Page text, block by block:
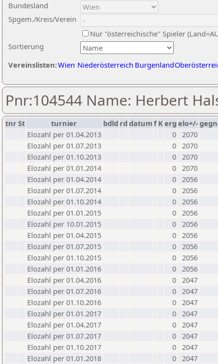
Sortierung
Bundesland
Spgem./Kreis/Verein
Nur "österreichische" Spieler
Vereinslisten:Wien Niederösterreich Burgenland
Pnr:104544 Name: Herbert
tnrSt turnier bdld rd datumf Kerg elo+/-
Elozahl per 01.04.2013
0 2070
Elozahl per 01.07.2013
0 2070
Elozahl per 01.10.2013
0 2070
Elozahl per 01.01.2014
0 2070
Elozahl per 01.04.2014
0 2056
Elozahl per 01.07.2014
0 2056
Elozahl per 01.10.2014
0 2056
Elozahl per 01.01.2015
0 2056
Elozahl per 10.01.2015
0 2056
Elozahl per 01.04.2015
0 2056
Elozahl per 01.07.2015
0 2056
Elozahl per 01.10.2015
0 2056
Elozahl per 01.01.2016
0 2056
Elozahl per 01.04.2016
0 2047
Elozahl per 01.07.2016
0 2047
Elozahl per 01.10.2016
0 2047
Elozahl per 01.01.2017
0 2047
Elozahl per 01.04.2017
0 2047
Elozahl per 01.07.2017
0 2047
Elozahl per 01.10.2017
0 2047
Elozahl per 01.01.2018
0 2047